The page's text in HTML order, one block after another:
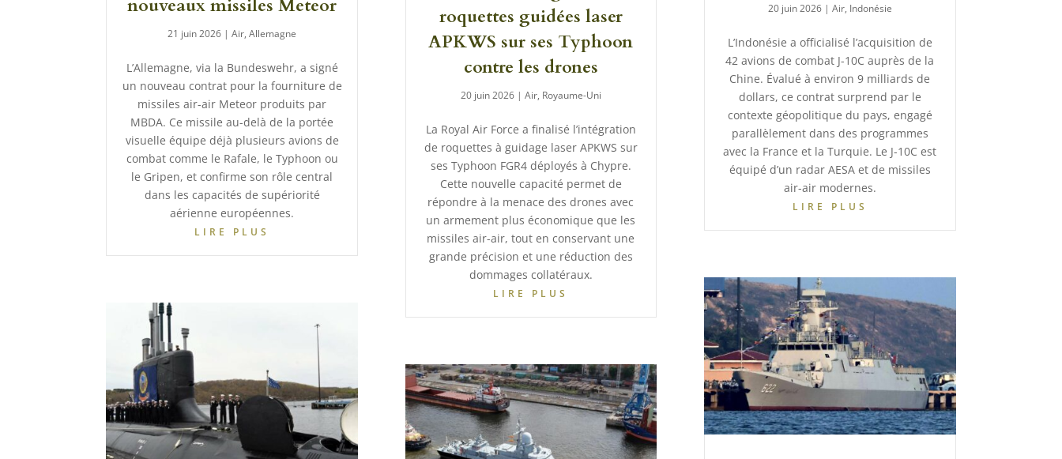
nouveaux missiles Meteor
21 juin 2026 |Air,Allemagne
L’Allemagne, via la Bundeswehr, a signé
un nouveau contrat pour la fourniture de
missiles air-air Meteor produits par
MBDA. Ce missile au-delà de la portée
visuelle équipe déjà plusieurs avions de
combat comme le Rafale, le Typhoon ou
le Gripen, et confirme son rôle central
dans les capacités de supériorité
aérienne européennes.
LIRE PLUS
roquettes guidées laser
APKWS sur ses Typhoon
contre les drones
20 juin 2026| Air, Royaume-Uni
La Royal Air Force a finalisé l’intégration
de roquettes à guidage laser APKWS sur
ses Typhoon FGR4 déployés à Chypre.
Cette nouvelle capacité permet de
répondre à la menace des drones avec
un armement plus économique que les
missiles air-air, tout en conservant une
grande précision et une réduction des
dommages collatéraux.
LIRE PLUS
20 juin 2026| Air, Indonésie
L’Indonésie a officialisé l’acquisition de
42 avions de combat J-10C auprès de la
Chine. Évalué à environ 9 milliards de
dollars, ce contrat surprend par le
contexte géopolitique du pays, engagé
parallèlement dans des programmes
avec la France et la Turquie. Le J-10C est
équipé d’un radar AESA et de missiles
air-air modernes.
LIRE PLUS